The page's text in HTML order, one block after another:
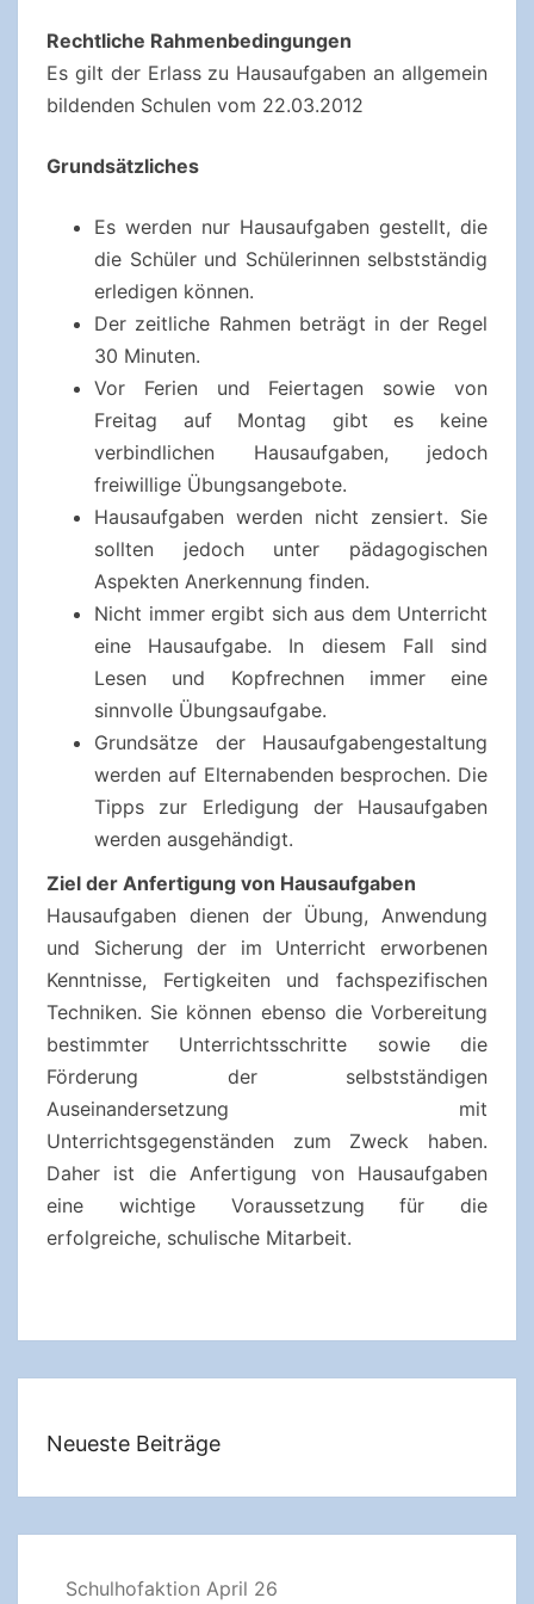
Rechtliche Rahmenbedingungen
Es gilt der Erlass zu Hausaufgaben an allgemein
bildenden Schulen vom 22.03.2012
Grundsätzliches
Es werden nur Hausaufgaben gestellt, die
die Schüler und Schülerinnen selbstständig
erledigen können.
Der zeitliche Rahmen beträgt in der Regel
30 Minuten.
Vor Ferien und Feiertagen sowie von
Freitag auf Montag gibt es keine
verbindlichen Hausaufgaben, jedoch
freiwillige Übungsangebote.
Hausaufgaben werden nicht zensiert. Sie
sollten jedoch unter pädagogischen
Aspekten Anerkennung finden.
Nicht immer ergibt sich aus dem Unterricht
eine Hausaufgabe. In diesem Fall sind
Lesen und Kopfrechnen immer eine
sinnvolle Übungsaufgabe.
Grundsätze der Hausaufgabengestaltung
werden auf Elternabenden besprochen. Die
Tipps zur Erledigung der Hausaufgaben
werden ausgehändigt.
Ziel der Anfertigung von Hausaufgaben
Hausaufgaben dienen der Übung, Anwendung
und Sicherung der im Unterricht erworbenen
Kenntnisse, Fertigkeiten und fachspezifischen
Techniken. Sie können ebenso die Vorbereitung
bestimmter Unterrichtsschritte sowie die
Förderung der selbstständigen
Auseinandersetzung mit
Unterrichtsgegenständen zum Zweck haben.
Daher ist die Anfertigung von Hausaufgaben
eine wichtige Voraussetzung für die
erfolgreiche, schulische Mitarbeit.
Neueste Beiträge
Schulhofaktion April 26